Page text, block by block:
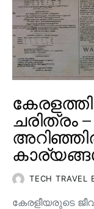
ചരിത്രം
TECH TRAVEL
കേരളീയരുടെ